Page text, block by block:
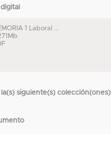
1 Laboral ...
siguiente(s) colección(ones)